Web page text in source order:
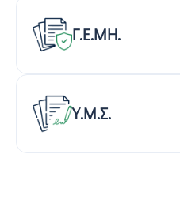
Γ.Ε.ΜΗ.
Υ.Μ.Σ.